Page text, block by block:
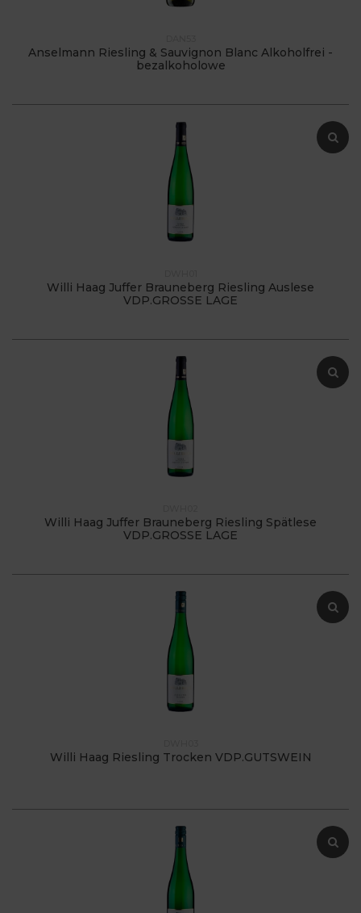
Anselmann Riesling & Sauvignon Blanc Alkoholfrei -
bezalkoholowe
Willi Haag Juffer Brauneberg Riesling Auslese
VDP.GROSSE LAGE
Willi Haag Juffer Brauneberg Riesling Spätlese
VDP.GROSSE LAGE
Willi Haag Riesling Trocken VDP.GUTSWEIN